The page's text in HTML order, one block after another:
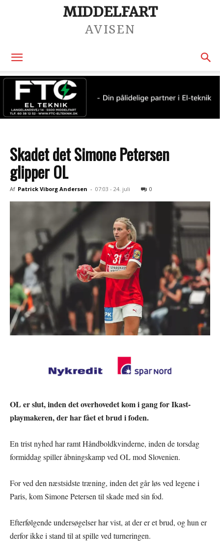
MIDDELFART
AVISEN
Skadet det Simone Petersen
glipper OL
Af Patrick Viborg Andersen - 07:03 - 24. juli 0
OL er slut, inden det overhovedet kom i gang for Ikast-
playmakeren, der har fået et brud i foden.
En trist nyhed har ramt Håndboldkvinderne, inden de torsdag
formiddag spiller åbningskamp ved OL mod Slovenien.
For ved den næstsidste træning, inden det går løs ved legene i
Paris, kom Simone Petersen til skade med sin fod.
Efterfølgende undersøgelser har vist, at der er et brud, og hun er
derfor ikke i stand til at spille ved turneringen.